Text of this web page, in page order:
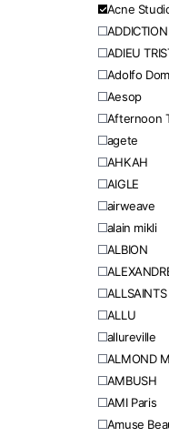
Acne
ADDICTION
ADIEU
Adolfo
Aesop
Afternoon
agete
AHKAH
AIGLE
airweave
alain mikli
ALBION
ALLSAINTS
ALLU
allureville
ALMOND
AMBUSH
AMI Paris
Amuse